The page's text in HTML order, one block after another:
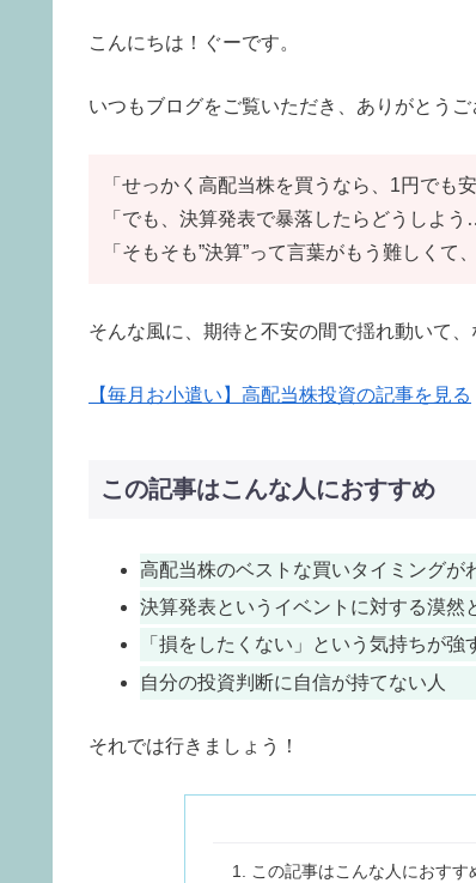
こんにちは！ぐーです。
いつもブログをご覧いただき、ありがとうご
「せっかく高配当株を買うなら、1円でも
「でも、決算発表で暴落したらどうしよう
「そもそも”決算”って言葉がもう難しくて
そんな風に、期待と不安の間で揺れ動いて
【毎月お小遣い】高配当株投資の記事を見る
この記事はこんな人におすすめ
高配当株のベストな買いタイミングが
決算発表というイベントに対する漠然
「損をしたくない」という気持ちが
自分の投資判断に自信が持てない人
それでは行きましょう！
この記事はこんな人におすす